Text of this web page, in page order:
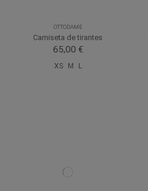
OTTODAME
Camiseta de tirantes
65,00 €
XS M L